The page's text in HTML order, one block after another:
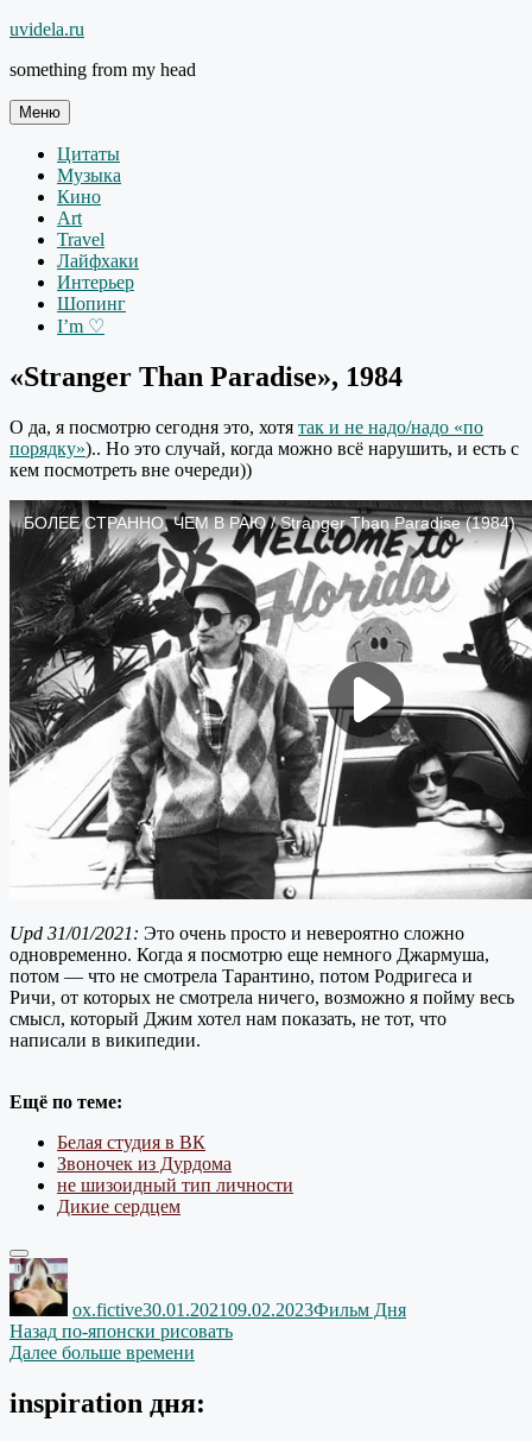
Перейти
содержимому
uvidela.ru
something from my head
Меню
Цитаты
Музыка
Кино
Art
Travel
Лайфхаки
Интерьер
Шопинг
I’m ♡
«Stranger Than Paradise», 1984
О да, я посмотрю сегодня это, хотя так и не надо/надо «по
порядку»).. Но это случай, когда можно всё нарушить, и есть с
кем посмотреть вне очереди))
Upd 31/01/2021: Это очень просто и невероятно сложно
одновременно. Когда я посмотрю еще немного Джармуша,
потом — что не смотрела Тарантино, потом Родригеса и
Ричи, от которых не смотрела ничего, возможно я пойму весь
смысл, который Джим хотел нам показать, не тот, что
написали в википедии.
Ещё по теме:
Белая студия в ВК
Звоночек из Дурдома
не шизоидный тип личности
Дикие сердцем
Автор
ox.fictive30.01.202109.02.2023Фильм Дня
Навигация
по
записям
Назад Предыдущая
запись:
по-японски рисовать
Далее Следующая
больше времени
inspiration дня: